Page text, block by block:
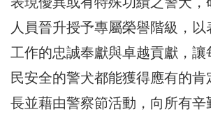
人員晉升授予專屬榮譽階級，以
工作的忠誠奉獻與卓越貢獻，讓
民安全的警犬都能獲得應有的肯
長並藉由警察節活動，向所有辛